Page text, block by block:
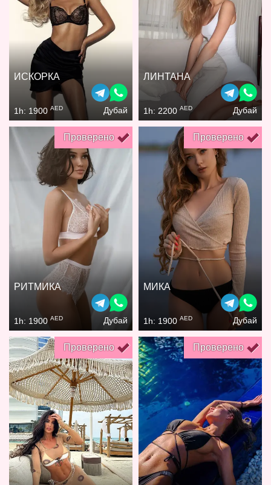
ИСКОРКА
1h: 1900 AED Дубай
ЛИНТАНА
1h: 2200 AED Дубай
Проверено
РИТМИКА
1h: 1900 AED Дубай
Проверено
МИКА
1h: 1900 AED Дубай
Проверено Проверено